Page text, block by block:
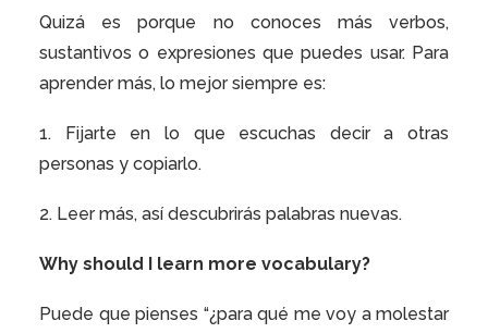
Quizá es porque no conoces más verbos,
sustantivos o expresiones que puedes usar. Para
aprender más, lo mejor siempre es:
1. Fijarte en lo que escuchas decir a otras
personas y copiarlo.
2. Leer más, así descubrirás palabras nuevas.
Why should I learn more vocabulary?
Puede que pienses “¿para qué me voy a molestar